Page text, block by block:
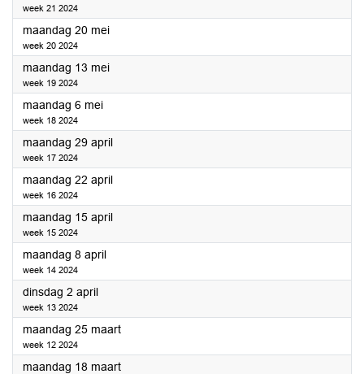
week 21 2024
maandag 20 mei2024
week 20 2024
maandag 13 mei2024
week 19 2024
maandag 6 mei2024
week 18 2024
maandag 29 april2024
week 17 2024
maandag 22 april2024
week 16 2024
maandag 15 april2024
week 15 2024
maandag 8 april2024
week 14 2024
dinsdag 2 april2024
week 13 2024
maandag 25 maart2024
week 12 2024
maandag 18 maart2024